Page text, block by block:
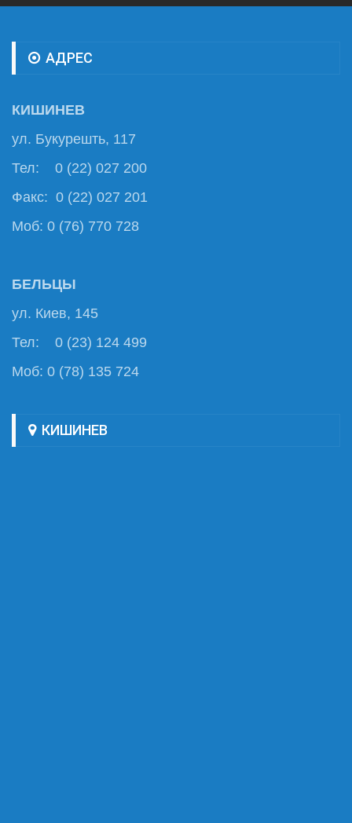
АДРЕС
КИШИНЕВ
ул. Букурешть, 117
Тел: 0 (22) 027 200
Факс: 0 (22) 027 201
Моб: 0 (76) 770 728
БЕЛЬЦЫ
ул. Киев, 145
Тел: 0 (23) 124 499
Моб: 0 (78) 135 724
КИШИНЕВ